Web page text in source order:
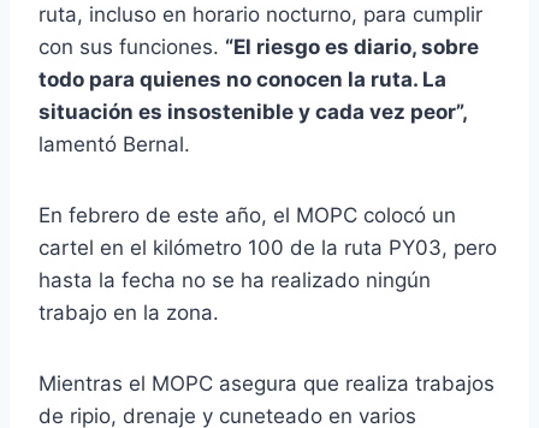
ruta, incluso en horario nocturno, para cumplir
con sus funciones. “El riesgo es diario, sobre
todo para quienes no conocen la ruta. La
situación es insostenible y cada vez peor”,
lamentó Bernal.
En febrero de este año, el MOPC colocó un
cartel en el kilómetro 100 de la ruta PY03, pero
hasta la fecha no se ha realizado ningún
trabajo en la zona.
Mientras el MOPC asegura que realiza trabajos
de ripio, drenaje y cuneteado en varios